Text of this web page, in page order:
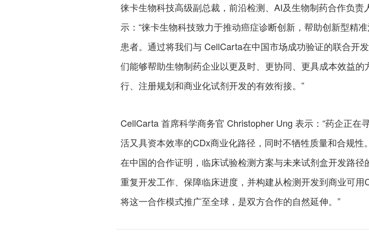
徕卡生物科技高级副总裁，前沿检测、AI及生物制药合作负责
示：“徕卡生物科技致力于推动癌症诊断创新，帮助创新型精
患者。通过将我们与 CellCarta在中国市场成功验证的联合开
们能够帮助生物制药企业以更及时、更协同、更具成本效益的
行、注册规划和商业化试剂开发的有效衔接。”
CellCarta 首席科学商务官 Christopher Ung 表示：“药企正在
活又具资本效率的CDx商业化路径，同时不牺牲质量和合规性
在中国的合作证明，临床试验检测方案与未来试剂盒开发路径
重复开发工作、保障临床进度，并构建从检测开发到商业可用
将这一合作模式推广至全球，是双方合作的自然延伸。”